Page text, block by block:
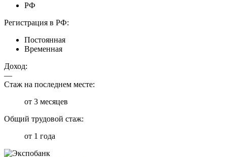
РФ
Регистрация в РФ:
Постоянная
Временная
Доход:
—
Стаж на последнем месте:
от 3 месяцев
Общий трудовой стаж:
от 1 года